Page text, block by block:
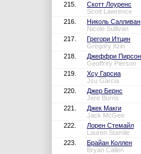
215.
Скотт Лоуренс
Scott Lawrence
216.
Николь Салливан
Nicole Sullivan
217.
Грегори Итцин
Gregory Itzin
218.
Джеффри Пирсон
Geoffrey Pierson
219.
Хсу Гарсиа
Jsu Garcia
220.
Джер Бернс
Jere Burns
221.
Джек Макги
Jack McGee
222.
Лорен Стемайл
Lauren Stamile
223.
Брайан Коллен
Bryan Callen